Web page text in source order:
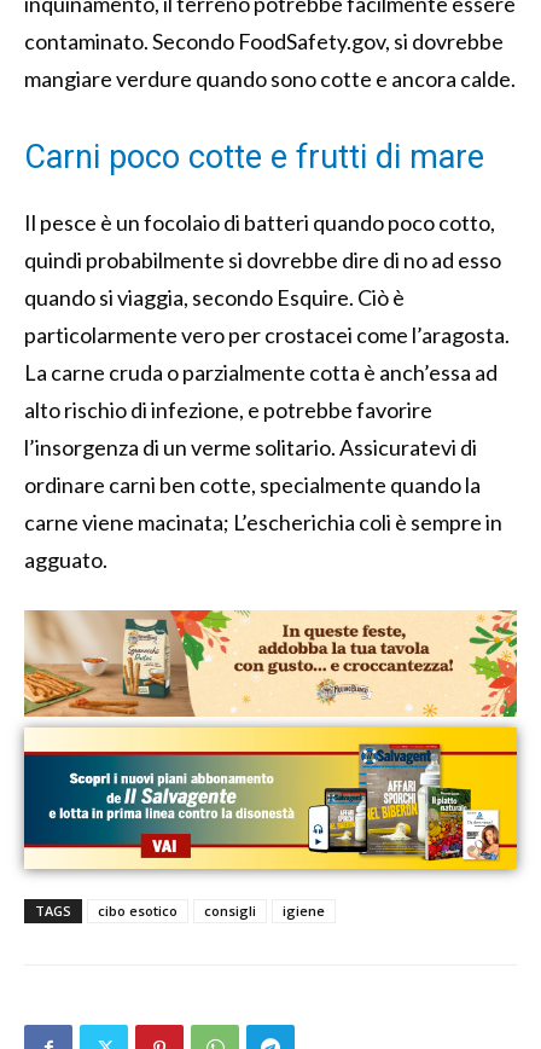
contaminato. Secondo FoodSafety.gov, si dovrebbe
mangiare verdure quando sono cotte e ancora calde.
Carni poco cotte e frutti di mare
Il pesce è un focolaio di batteri quando poco cotto,
quindi probabilmente si dovrebbe dire di no ad esso
quando si viaggia, secondo Esquire. Ciò è
particolarmente vero per crostacei come l’aragosta.
La carne cruda o parzialmente cotta è anch’essa ad
alto rischio di infezione, e potrebbe favorire
l’insorgenza di un verme solitario. Assicuratevi di
ordinare carni ben cotte, specialmente quando la
carne viene macinata; L’escherichia coli è sempre in
agguato.
TAGS cibo esotico consigli igiene